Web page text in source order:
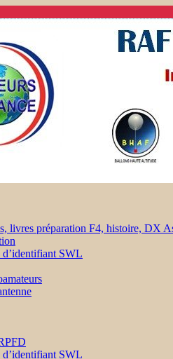
livres préparation F4, histoire, DX
d’identifiant SWL
d’identifiant SWL